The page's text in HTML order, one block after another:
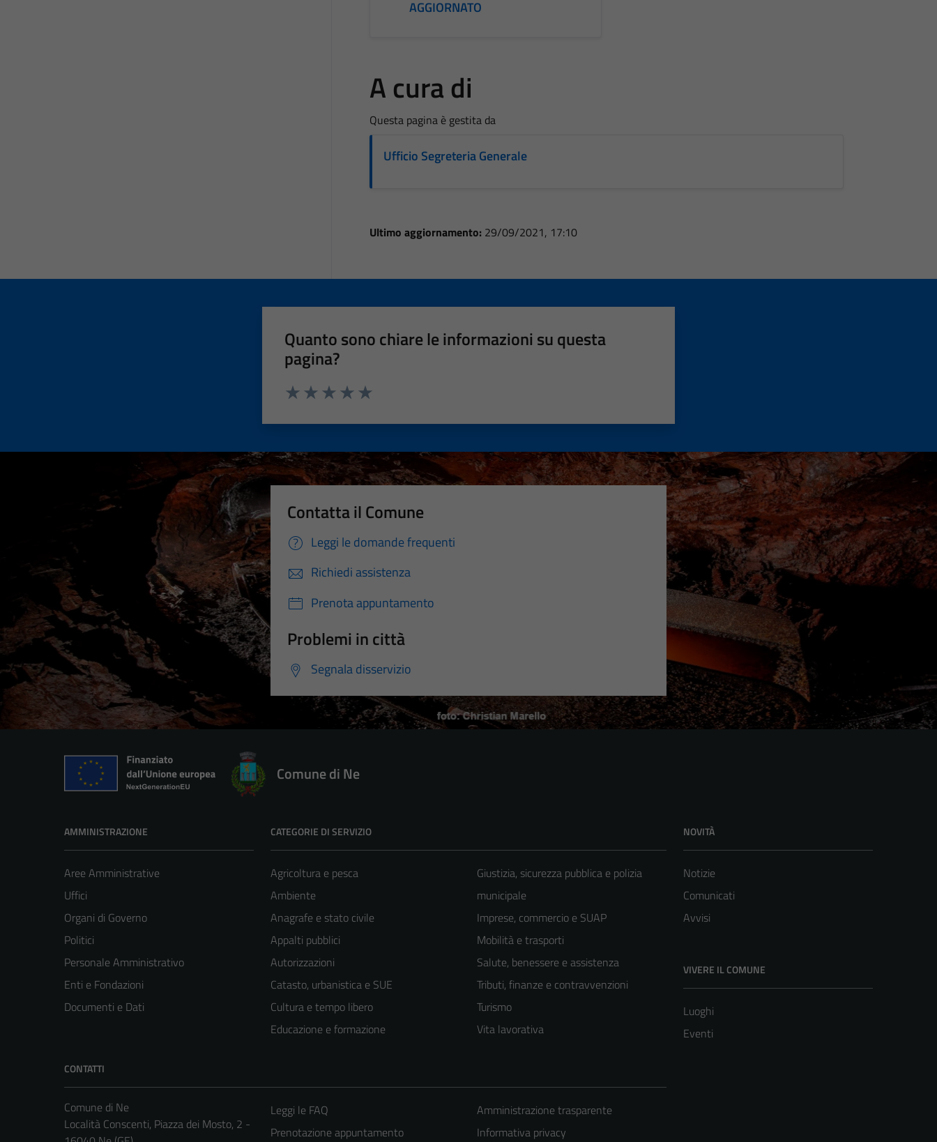
AGGIORNATO
A cura di
Questa pagina è gestita da
Ufficio Segreteria Generale
Ultimo aggiornamento: 29/09/2021, 17:10
Quanto sono chiare le informazioni su questa
pagina?
Contatta il Comune
Leggi le domande frequenti
Richiedi assistenza
Prenota appuntamento
Problemi in città
Segnala disservizio
Comune di Ne
AMMINISTRAZIONE
Aree Amministrative
Uffici
Organi di Governo
Politici
Personale Amministrativo
Enti e Fondazioni
Documenti e Dati
CATEGORIE DI SERVIZIO
Agricoltura e pesca
Ambiente
Anagrafe e stato civile
Appalti pubblici
Autorizzazioni
Catasto, urbanistica e SUE
Cultura e tempo libero
Educazione e formazione
Giustizia, sicurezza pubblica e polizia
municipale
Imprese, commercio e SUAP
Mobilità e trasporti
Salute, benessere e assistenza
Tributi, finanze e contravvenzioni
Turismo
Vita lavorativa
NOVITÀ
Notizie
Comunicati
Avvisi
VIVERE IL COMUNE
Luoghi
Eventi
CONTATTI
Comune di Ne
Località Conscenti, Piazza dei Mosto, 2 -
Leggi le FAQ
Prenotazione appuntamento
Amministrazione trasparente
Informativa privacy